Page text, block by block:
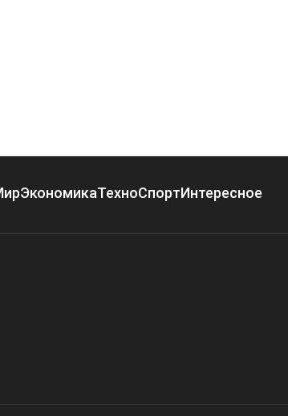
ЭкономикаТехноСпортИнтересное